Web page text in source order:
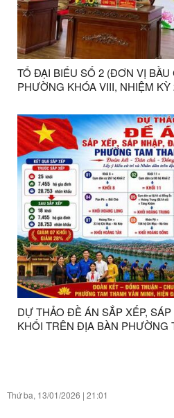
TỔ ĐẠI BIỂU SỐ 2 (ĐƠN VỊ
PHƯỜNG KHÓA VIII, NHIỆM
DỰ THẢO ĐỀ ÁN SẮP XẾP,
KHỐI TRÊN ĐỊA BÀN PHƯỜNG
Thứ ba, 13/01/2026 | 21:01